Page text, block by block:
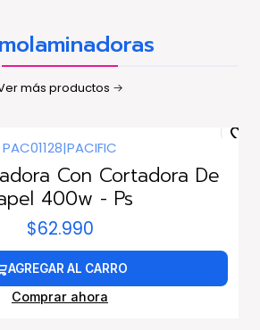
más productos
PAC01128|PACIFIC
Con Cortadora De
400w - Ps
$62.990
AGREGAR AL CARRO
Comprar ahora